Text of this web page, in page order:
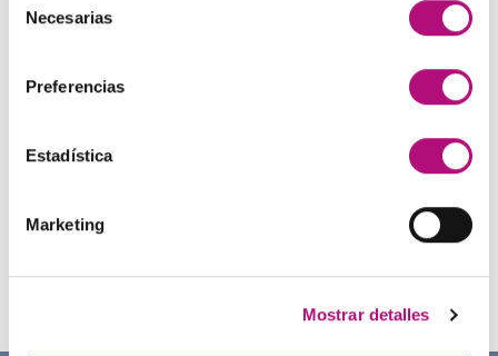
Necesarias
Preferencias
Estadística
Marketing
Mostrar detalles
Pendientes Negro
Champú Huile d´etoile